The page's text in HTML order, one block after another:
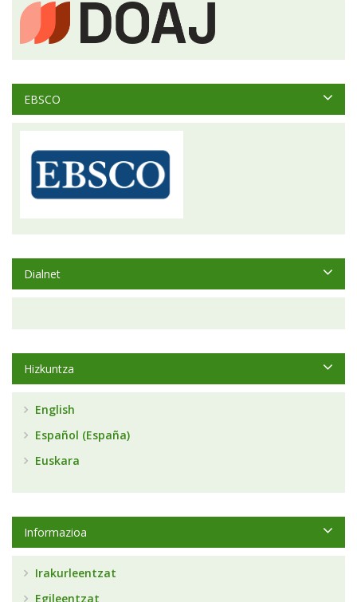
EBSCO
Dialnet
Hizkuntza
English
Español (España)
Euskara
Informazioa
Irakurleentzat
Egileentzat